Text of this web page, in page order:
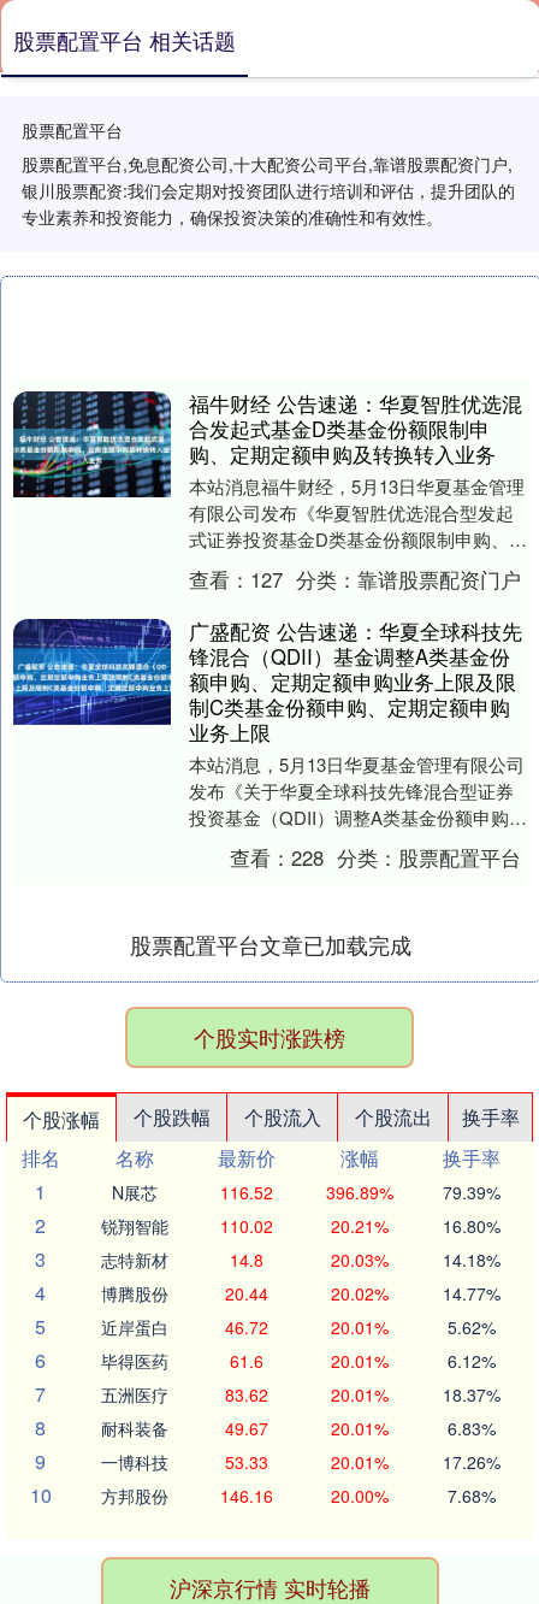
股票配置平台
股票配置平台,免息配资公司,十大配资公司平台,靠谱股票配资门户,
银川股票配资:我们会定期对投资团队进行培训和评估，提升团队的
专业素养和投资能力，确保投资决策的准确性和有效性。
股票配置平台 相关话题
福牛财经 公告速递：华夏智胜优选混
合发起式基金D类基金份额限制申
购、定期定额申购及转换转入业务
本站消息福牛财经，5月13日华夏基金管理
有限公司发布《华夏智胜优选混合型发起
式证券投资基金D类基金份额限制申购、定
期定额申购及转换转入业务的公告》。公
告中提示，....
查看： 127 分类：靠谱股票配资门户
广盛配资 公告速递：华夏全球科技先
锋混合（QDII）基金调整A类基金份
额申购、定期定额申购业务上限及限
制C类基金份额申购、定期定额申购
业务上限
本站消息，5月13日华夏基金管理有限公司
发布《关于华夏全球科技先锋混合型证券
投资基金（QDII）调整A类基金份额申购、
定期定额申购业务上限及限制C类基金份额
申购....查看：228 分类： 股票配置平台
股票配置平台文章已加载完成
个股实时涨跌榜
个股涨幅 个股跌幅 个股流入 个股流出
换手率
排名
名称 最新价 涨幅
换手率
1
N展芯 116.52 396.89% 79.39%
2 锐翔智能 110.02 20.21% 16.80%
3 志特新材 14.8 20.03% 14.18%
4 博腾股份 20.44 20.02% 14.77%
5 近岸蛋白 46.72 20.01% 5.62%
6 毕得医药 61.6 20.01% 6.12%
7 五洲医疗 83.62 20.01% 18.37%
8 耐科装备 49.67 20.01% 6.83%
9 一博科技 53.33 20.01% 17.26%
10 方邦股份 146.16 20.00% 7.68%
沪深京行情 实时轮播